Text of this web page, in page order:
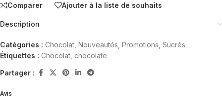
Comparer Ajouter à la liste de souhaits
Description
Catégories : Chocolat Nouveautés Promotions Sucrés
Étiquettes : Chocolat chocolate
Partager :
Avis